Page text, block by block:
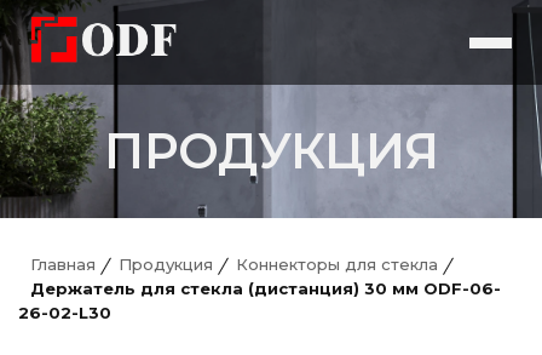
ПРОДУКЦИЯ
Главная Продукция
Коннекторы для стекла
Держатель для стекла (дистанция) 30 мм ODF-06-
26-02-L30